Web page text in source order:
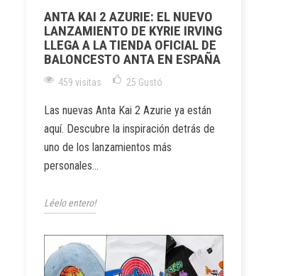
ANTA KAI 2 AZURIE: EL NUEVO
LANZAMIENTO DE KYRIE IRVING
LLEGA A LA TIENDA OFICIAL DE
BALONCESTO ANTA EN ESPAÑA
459 visitas 25 Gustó
Las nuevas Anta Kai 2 Azurie ya están
aquí. Descubre la inspiración detrás de
uno de los lanzamientos más
personales...
Léelo entero!